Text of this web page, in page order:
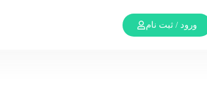
ورود / ثبت نام